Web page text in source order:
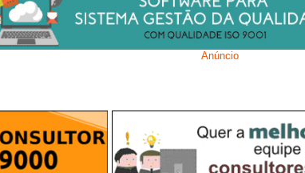
Anúncio